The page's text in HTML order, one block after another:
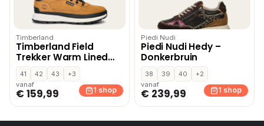
Timberland
Timberland Field
Trekker Warm Lined
hoge sneakers – Geel
41 42 43
+3
vanaf
€ 159,99 1 shop
Piedi Nudi
Piedi Nudi Hedy –
Donkerbruin
38 39 40
+2
vanaf
€ 239,99 1 shop